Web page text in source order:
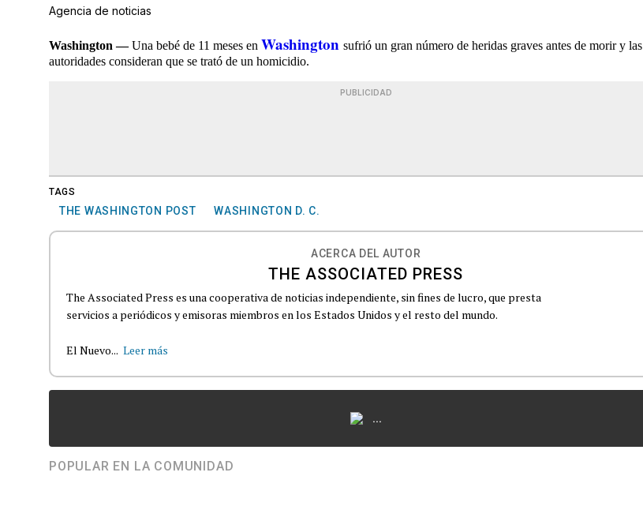
Agencia de noticias
Washington —Una bebé de 11 meses en Washingtonsufrió un gran número de heridas graves antes de morir y las
autoridades consideran que se trató de un homicidio.
PUBLICIDAD
TAGS
THE WASHINGTON POST WASHINGTON D. C.
ACERCA DEL AUTOR
THE ASSOCIATED PRESS
The Associated Press es una cooperativa de noticias independiente, sin fines de lucro, que presta
servicios a periódicos y emisoras miembros en los Estados Unidos y el resto del mundo.
El Nuevo... Leer más
...
POPULAR EN LA COMUNIDAD